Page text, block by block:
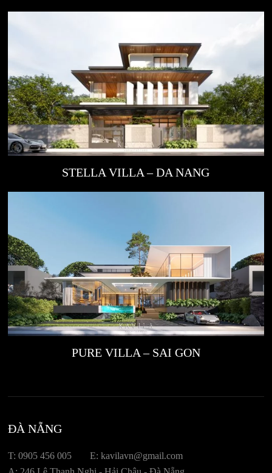
STELLA VILLA – DA NANG
PURE VILLA – SAI GON
ĐÀ NẴNG
T: 0905 456 005
E: kavilavn@gmail.com